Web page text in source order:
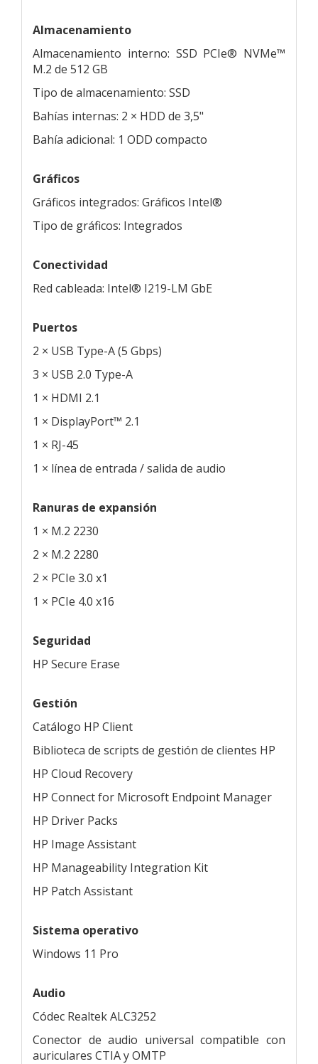
Almacenamiento
Almacenamiento interno: SSD PCIe® NVMe™
M.2 de 512 GB
Tipo de almacenamiento: SSD
Bahías internas: 2 × HDD de 3,5"
Bahía adicional: 1 ODD compacto
Gráficos
Gráficos integrados: Gráficos Intel®
Tipo de gráficos: Integrados
Conectividad
Red cableada: Intel® I219-LM GbE
Puertos
2 × USB Type-A (5 Gbps)
3 × USB 2.0 Type-A
1 × HDMI 2.1
1 × DisplayPort™ 2.1
1 × RJ-45
1 × línea de entrada / salida de audio
Ranuras de expansión
1 × M.2 2230
2 × M.2 2280
2 × PCIe 3.0 x1
1 × PCIe 4.0 x16
Seguridad
HP Secure Erase
Gestión
Catálogo HP Client
Biblioteca de scripts de gestión de clientes HP
HP Cloud Recovery
HP Connect for Microsoft Endpoint Manager
HP Driver Packs
HP Image Assistant
HP Manageability Integration Kit
HP Patch Assistant
Sistema operativo
Windows 11 Pro
Audio
Códec Realtek ALC3252
Conector de audio universal compatible con
auriculares CTIA y OMTP